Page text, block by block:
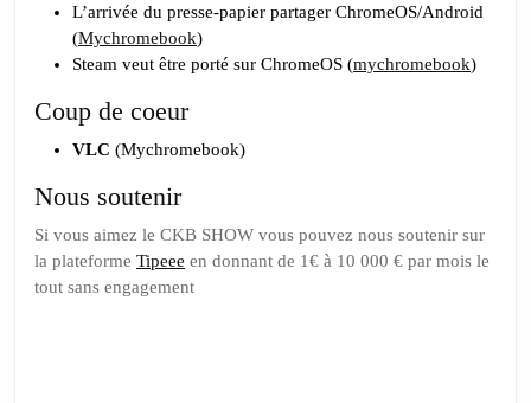
L’arrivée du presse-papier partager ChromeOS/Android
(Mychromebook)
Steam veut être porté sur ChromeOS (mychromebook)
Coup de coeur
VLC (Mychromebook)
Nous soutenir
Si vous aimez le CKB SHOW vous pouvez nous soutenir sur
la plateforme Tipeee en donnant de 1€ à 10 000 € par mois le
tout sans engagement